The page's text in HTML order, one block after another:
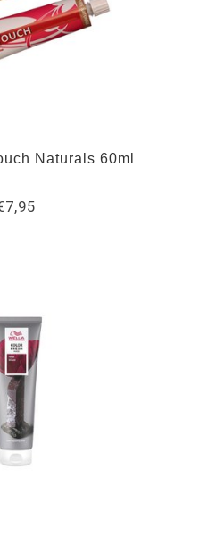
Naturals 60ml